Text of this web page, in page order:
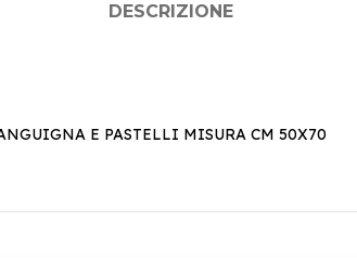
DESCRIZIONE
E PASTELLI MISURA CM 50X70